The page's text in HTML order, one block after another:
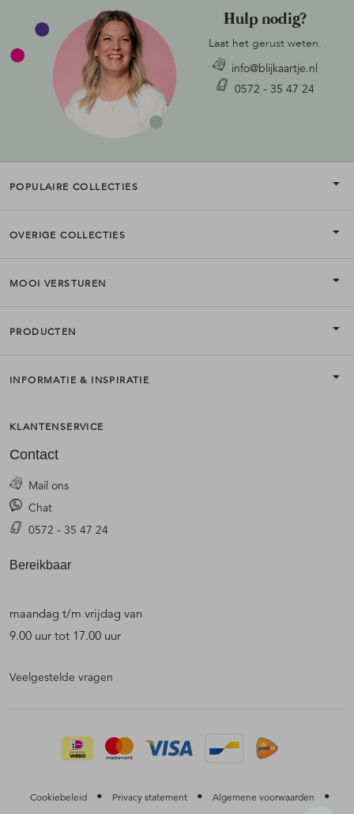
Hulp nodig?
Laat het gerust weten.
info@blijkaartje.nl
0572 - 35 47 24
POPULAIRE COLLECTIES
OVERIGE COLLECTIES
MOOI VERSTUREN
PRODUCTEN
INFORMATIE & INSPIRATIE
KLANTENSERVICE
Contact
Mail ons
Chat
0572 - 35 47 24
Bereikbaar
maandag t/m vrijdag van
9.00 uur tot 17.00 uur
Veelgestelde vragen
Cookiebeleid • Privacy statement • Algemene voorwaarden •